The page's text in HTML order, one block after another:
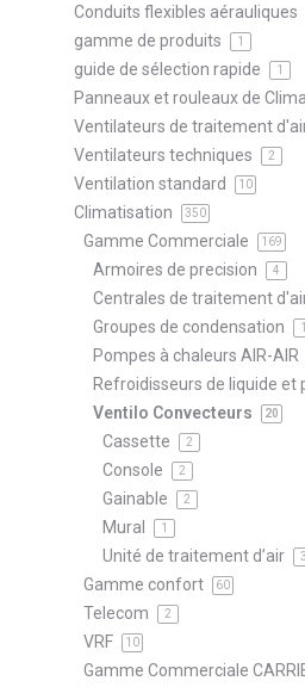
Conduits flexibles aérauliques
gamme de produits 1
guide de sélection rapide 1
Panneaux et rouleaux de
Ventilateurs de traitement
Ventilateurs techniques 2
Ventilation standard 10
Climatisation 350
Gamme Commerciale 169
Armoires de precision 4
Centrales de traitement
Groupes de condensation 1
Pompes à chaleurs AIR-AIR
Refroidisseurs de liquide et
Ventilo Convecteurs 20
Cassette 2
Console 2
Gainable 2
Mural 1
Unité de traitement d’air 3
Gamme confort 60
Telecom 2
VRF 10
Gamme Commerciale